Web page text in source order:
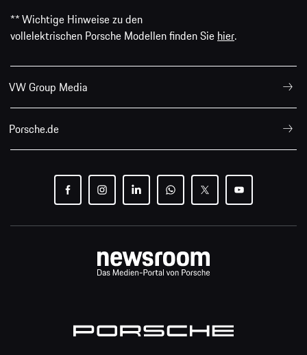
** Wichtige Hinweise zu den
vollelektrischen Porsche Modellen finden Sie hier.
VW Group Media
Porsche.de